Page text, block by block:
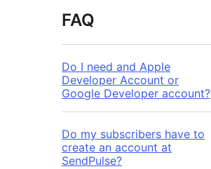
FAQ
Do I need and Apple
Developer Account or
Google Developer account?
Do my subscribers have to
create an account at
SendPulse?